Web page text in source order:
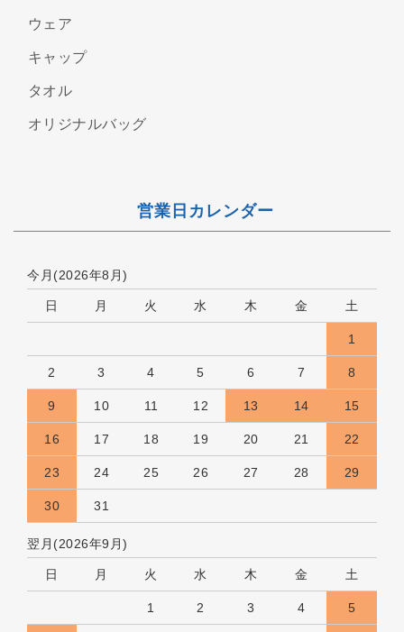
ウェア
キャップ
タオル
オリジナルバッグ
営業日カレンダー
今月(2026年8月)
日 月 火 水 木 金 土
1
2 3 4 5 6 7 8
9 10 11 12 13 14 15
16 17 18 19 20 21 22
23 24 25 26 27 28 29
30 31
翌月(2026年9月)
日 月 火 水 木 金 土
1 2 3 4 5